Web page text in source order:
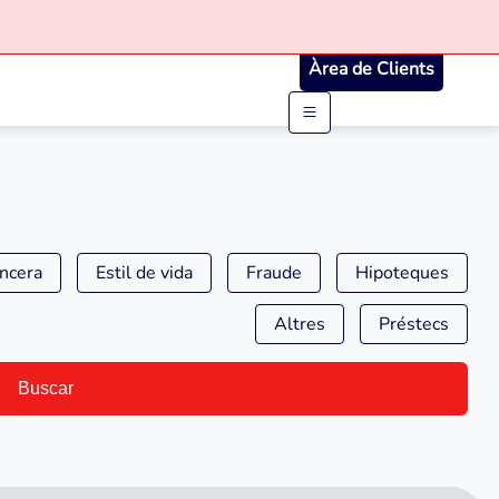
Àrea de Clients
Estil de vida Fraude Hipoteques
Altres Préstecs
Buscar